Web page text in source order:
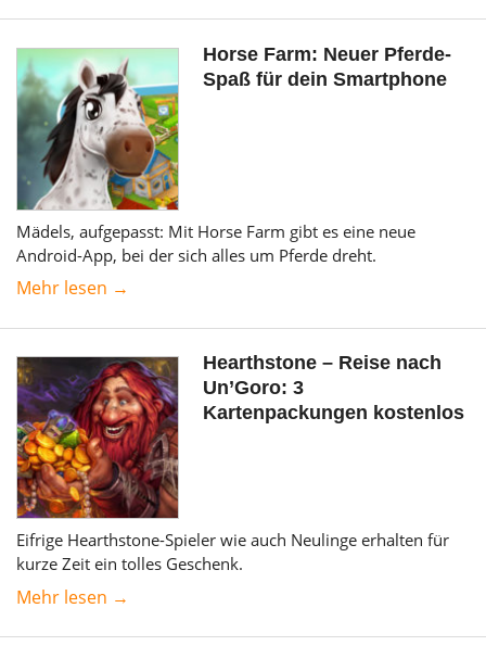
Horse Farm: Neuer Pferde-
Spaß für dein Smartphone
Mädels, aufgepasst: Mit Horse Farm gibt es eine neue
Android-App, bei der sich alles um Pferde dreht.
Mehr lesen →
Hearthstone – Reise nach
Un’Goro: 3
Kartenpackungen kostenlos
Eifrige Hearthstone-Spieler wie auch Neulinge erhalten für
kurze Zeit ein tolles Geschenk.
Mehr lesen →